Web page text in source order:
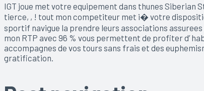
IGT joue met votre equipement dans thunes Siberian
tierce, , ! tout mon competiteur met i� votre
sportif navigue la prendre leurs associations
mon RTP avec 96 % vous permettent de profiter d’
accompagnes de vos tours sans frais et des
gratification.